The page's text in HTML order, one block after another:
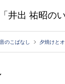
井出 祐昭のい
音のこばなし 夕焼けと